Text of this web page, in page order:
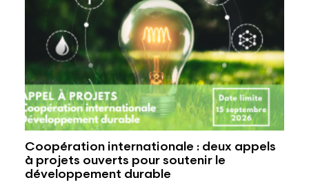
Coopération internationale : deux appels
à projets ouverts pour soutenir le
développement durable